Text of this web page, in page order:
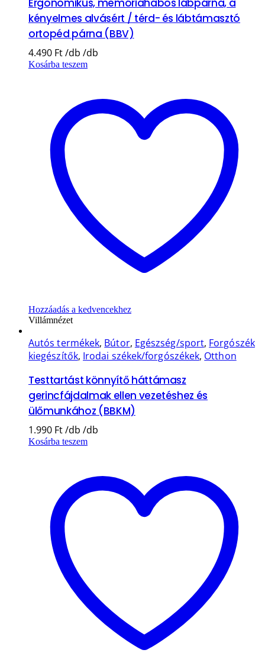
Ergonomikus, memóriahabos lábpárna, a
kényelmes alvásért / térd- és lábtámasztó
ortopéd párna (BBV)
4.490 Ft
Kosárba teszem
Hozzáadás a kedvencekhez
Villámnézet
Autós termékek, Bútor, Egészség/sport, Forgószék
kiegészítők, Irodai székek/forgószékek, Otthon
Testtartást könnyítő háttámasz
gerincfájdalmak ellen vezetéshez és
ülőmunkához (BBKM)
1.990 Ft
Kosárba teszem